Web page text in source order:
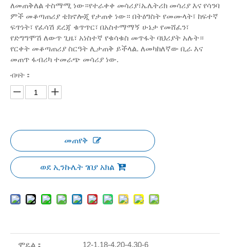
ለመጠቅለል ተስማሚ ነው።የተራቀቀ መሳሪያ፣ኤሌትሪክ መሳሪያ እና የሳንባ
ምች መቆጣጠሪያ ቴክኖሎጂ የታጠቀ ነው። በትዕግስት የመሙላት፣ ከፍተኛ
ፍጥነት፣ የፈሳሽ ደረጃ ቁጥጥር፣ በአስተማማኝ ሁኔታ የመሸፈን፣
የድግግሞሽ ለውጥ ጊዜ፣ አነስተኛ የቁሳቁስ መጥፋት ባህሪያት አሉት።
የርቀት መቆጣጠሪያ ስርዓት ሊታጠቅ ይችላል. ለመካከለኛው ቢራ እና
መጠጥ ፋብሪካ ተመራጭ መሳሪያ ነው.
ብዛት：
መጠየቅ
ወደ ኢንኩሌት ገበያ አክል
ሞዴል：
12-1,18-4,20-4,30-6